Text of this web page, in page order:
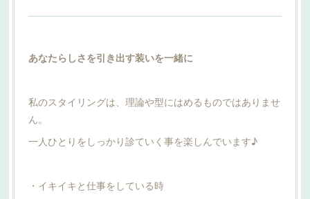
あなたらしさを引き出す装いを一緒に
私のスタイリングは、理論や型にはめるものではありませ
ん。
一人ひとりをしっかり診ていく事を楽しんでいます♪
・イキイキと仕事をしている時